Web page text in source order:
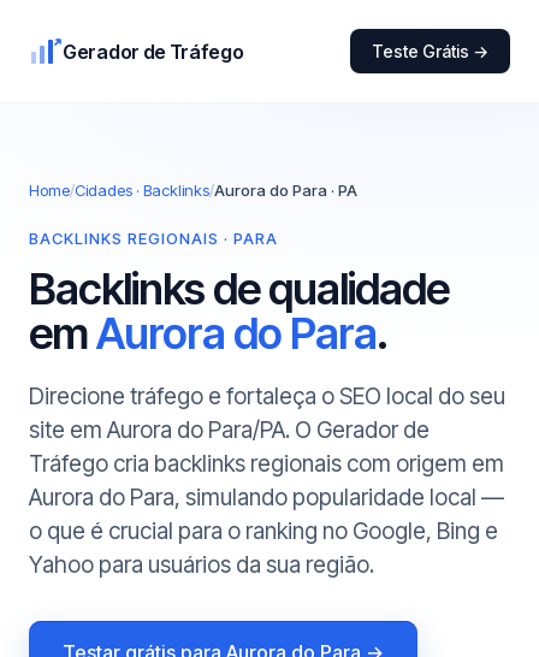
Gerador de Tráfego Teste Grátis →
Home/Cidades · Backlinks/Aurora do Para · PA
BACKLINKS REGIONAIS · PARA
Backlinks de qualidade
emAurora do Para.
Direcione tráfego e fortaleça o SEO local do seu
site em Aurora do Para/PA. O Gerador de
Tráfego cria backlinks regionais com origem em
Aurora do Para, simulando popularidade local —
o que é crucial para o ranking no Google, Bing e
Yahoo para usuários da sua região.
Testar grátis para Aurora do Para →